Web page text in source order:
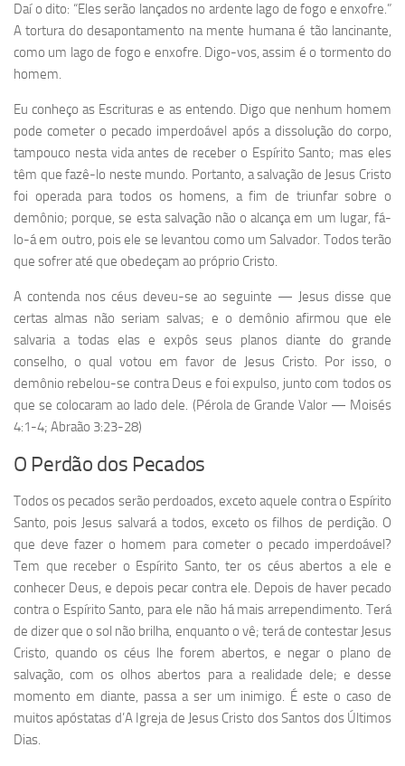
Daí o dito: “Eles serão lançados no ardente lago de fogo e enxofre.”
A tortura do desapontamento na mente humana é tão lancinante,
como um lago de fogo e enxofre. Digo-vos, assim é o tormento do
homem.
Eu conheço as Escrituras e as entendo. Digo que nenhum homem
pode cometer o pecado imperdoável após a dissolução do corpo,
tampouco nesta vida antes de receber o Espírito Santo; mas eles
têm que fazê-lo neste mundo. Portanto, a salvação de Jesus Cristo
foi operada para todos os homens, a fim de triunfar sobre o
demônio; porque, se esta salvação não o alcança em um lugar, fá-
lo-á em outro, pois ele se levantou como um Salvador. Todos terão
que sofrer até que obedeçam ao próprio Cristo.
A contenda nos céus deveu-se ao seguinte — Jesus disse que
certas almas não seriam salvas; e o demônio afirmou que ele
salvaria a todas elas e expôs seus planos diante do grande
conselho, o qual votou em favor de Jesus Cristo. Por isso, o
demônio rebelou-se contra Deus e foi expulso, junto com todos os
que se colocaram ao lado dele. (Pérola de Grande Valor — Moisés
4:1-4; Abraão 3:23-28)
O Perdão dos Pecados
Todos os pecados serão perdoados, exceto aquele contra o Espírito
Santo, pois Jesus salvará a todos, exceto os filhos de perdição. O
que deve fazer o homem para cometer o pecado imperdoável?
Tem que receber o Espírito Santo, ter os céus abertos a ele e
conhecer Deus, e depois pecar contra ele. Depois de haver pecado
contra o Espírito Santo, para ele não há mais arrependimento. Terá
de dizer que o sol não brilha, enquanto o vê; terá de contestar Jesus
Cristo, quando os céus lhe forem abertos, e negar o plano de
salvação, com os olhos abertos para a realidade dele; e desse
momento em diante, passa a ser um inimigo. É este o caso de
muitos apóstatas d’A Igreja de Jesus Cristo dos Santos dos Últimos
Dias.